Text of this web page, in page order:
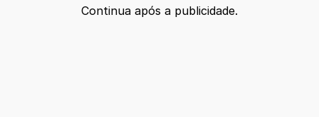
Continua após a publicidade.